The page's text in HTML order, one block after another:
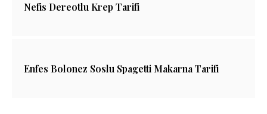
Nefis Dereotlu Krep Tarifi
Enfes Bolonez Soslu Spagetti Makarna Tarifi